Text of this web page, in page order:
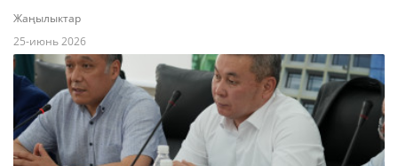
Жаңылыктар
25-июнь 2026